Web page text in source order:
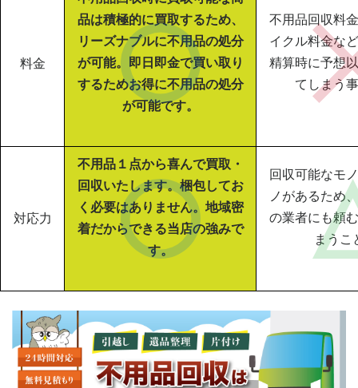
料金
品は積極的に買取するため、
リーズナブルに不用品の処分
が可能。即日即金で買い取り
するためお得に不用品の処分
が可能です。
不用品回収料
イクル料金な
精算時に予想
てしまう
対応力
不用品１点から喜んで買取・
回収いたします。梱包してお
く必要はありません。地域密
着だからできる当店の強みで
す。
回収可能なモ
ノがあるため
の業者にも頼
まうこ